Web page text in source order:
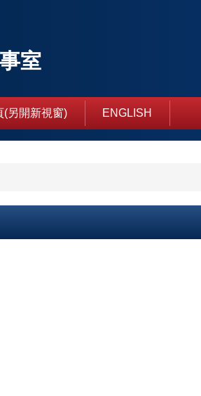
室
(另開新視窗) ENGLISH